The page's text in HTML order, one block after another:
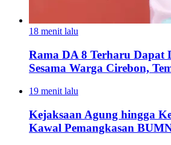
18 menit lalu
Rama DA 8 Terharu Dapat
Sesama Warga Cirebon,
19 menit lalu
Kejaksaan Agung hingga
Kawal Pemangkasan